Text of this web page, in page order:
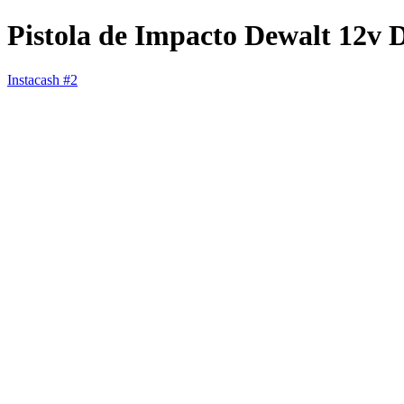
Pistola de Impacto Dewalt 12v
Instacash #2